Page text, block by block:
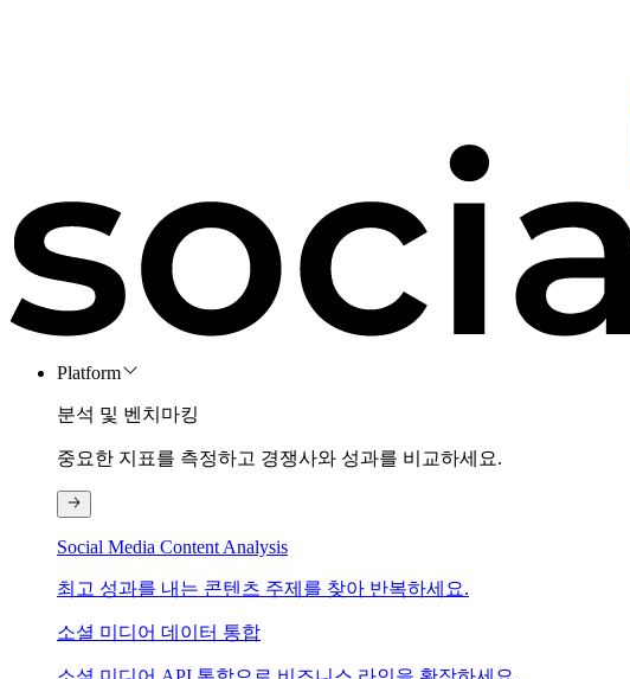
Platform
분석 및 벤치마킹
중요한 지표를 측정하고 경쟁사와 성과를 비교하세요.
Social Media Content Analysis
최고 성과를 내는 콘텐츠 주제를 찾아 반복하세요.
소셜 미디어 데이터 통합